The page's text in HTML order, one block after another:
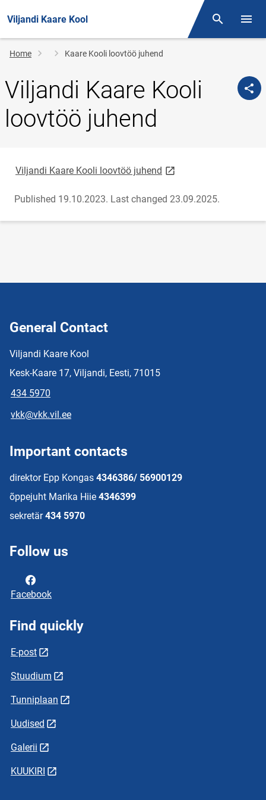
Viljandi Kaare Kool Otsing
Breadcrumb
Home Kaare Kooli loovtöö juhend
Viljandi Kaare Kooli
loovtöö juhend
Viljandi Kaare Kooli loovtöö juhend link opens on new page
Published 19.10.2023. Last changed 23.09.2025.
General Contact
Viljandi Kaare Kool
Kesk-Kaare 17, Viljandi, Eesti, 71015
434 5970
vkk@vkk.vil.ee
Important contacts
direktor Epp Kongas 4346386/ 56900129
õppejuht Marika Hiie 4346399
sekretär 434 5970
Follow us
Facebook
Find quickly
E-post
Stuudium
Tunniplaan
Uudised
Galerii
KUUKIRI